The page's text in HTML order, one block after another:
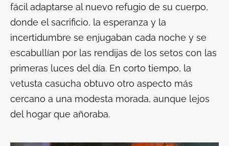
fácil adaptarse al nuevo refugio de su cuerpo,
donde el sacrificio, la esperanza y la
incertidumbre se enjugaban cada noche y se
escabullían por las rendijas de los setos con las
primeras luces del día. En corto tiempo, la
vetusta casucha obtuvo otro aspecto más
cercano a una modesta morada, aunque lejos
del hogar que añoraba.